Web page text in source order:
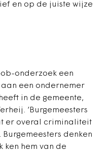
en op de juiste wijze
onderzoek een
aan een ondernemer
in de gemeente,
‘Burgemeesters
er overal criminaliteit
denken
ken hem van de